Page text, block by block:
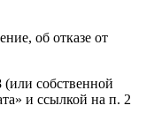
об отказе от
собственной
и ссылкой на п. 2